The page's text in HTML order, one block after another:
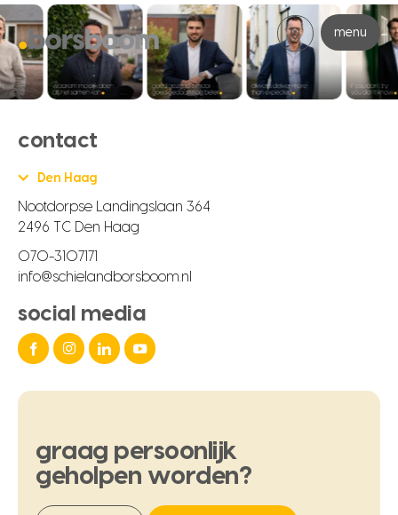
menu
contact
Den Haag
Nootdorpse Landingslaan 364
2496 TC Den Haag
070-3107171
info@schielandborsboom.nl
social media
graag persoonlijk
geholpen worden?